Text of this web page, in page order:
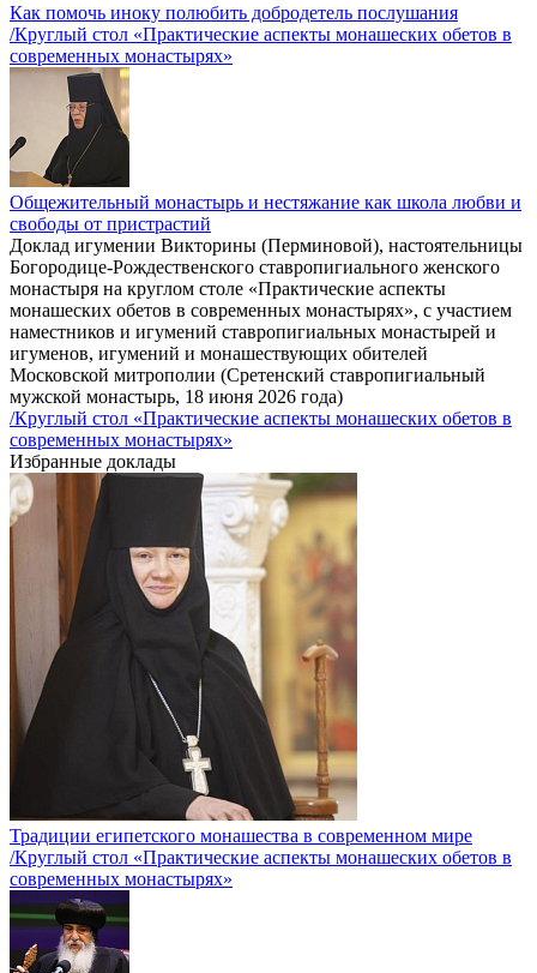
Как помочь иноку полюбить добродетель послушания
/Круглый стол «Практические аспекты монашеских обетов в
современных монастырях»
Общежительный монастырь и нестяжание как школа любви и
свободы от пристрастий
Доклад игумении Викторины (Перминовой), настоятельницы
Богородице-Рождественского ставропигиального женского
монастыря на круглом столе «Практические аспекты
монашеских обетов в современных монастырях», с участием
наместников и игумений ставропигиальных монастырей и
игуменов, игумений и монашествующих обителей
Московской митрополии (Сретенский ставропигиальный
мужской монастырь, 18 июня 2026 года)
/Круглый стол «Практические аспекты монашеских обетов в
современных монастырях»
Избранные доклады
Традиции египетского монашества в современном мире
/Круглый стол «Практические аспекты монашеских обетов в
современных монастырях»